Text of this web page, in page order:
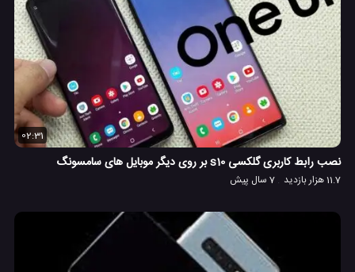
02:31
نصب رابط کاربری گلکسی s10 بر روی دیگر موبایل های سامسونگ
11.7 هزار بازدید 7 سال پیش